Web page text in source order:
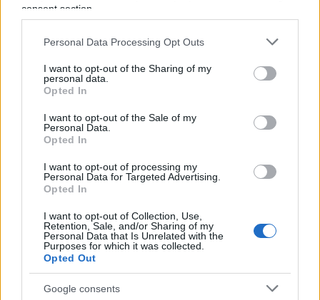
consent section.
Personal Data Processing Opt Outs
I want to opt-out of the Sharing of my
personal data.
Opted In
I want to opt-out of the Sale of my
Personal Data.
Opted In
I want to opt-out of processing my
Personal Data for Targeted Advertising.
Opted In
I want to opt-out of Collection, Use,
Retention, Sale, and/or Sharing of my
Personal Data that Is Unrelated with the
Purposes for which it was collected.
Opted Out
Google consents
L’enigma alleanze
per ora un enigma irrisolto. I partiti di centro
hanno dichiarato esplicitamente di
patto con gli estremisti , sia di sinistra che di
destra.
France Insoumise
sembra propensa a coalizioni: nelle città dove è in
testa, pretende che gli altri si uniscano a lei; dove
è seconda, accetta solo fusioni totali, per imporre
un rapporto di forza favorevole. Una scelta
criticata da tutti, soprattutto dopo l’opposizione